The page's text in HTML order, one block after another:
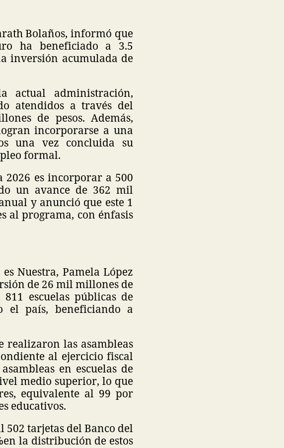
Bolaños, informó que
ha beneficiado a 3.5
inversión acumulada de
actual administración,
atendidos a través del
de pesos. Además,
incorporarse a una
una vez concluida su
formal.
es incorporar a 500
un avance de 362 mil
y anunció que este 1
al programa, con énfasis
Nuestra, Pamela López
de 26 mil millones de
escuelas públicas de
el país, beneficiando a
realizaron las asambleas
al ejercicio fiscal
en escuelas de
medio superior, lo que
equivalente al 99 por
educativos.
tarjetas del Banco del
la distribución de estos